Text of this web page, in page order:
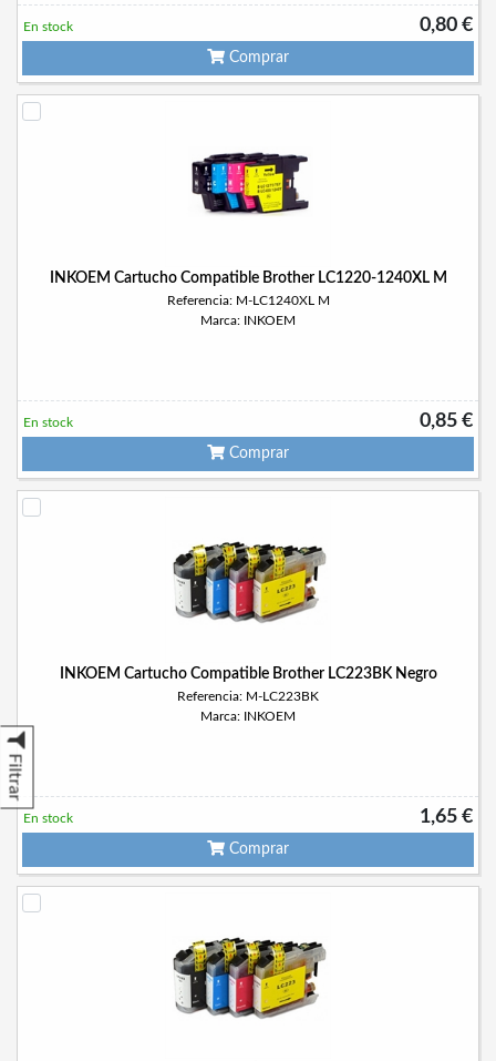
Filtrar
0,80 €
En stock
Comprar
INKOEM Cartucho Compatible Brother LC1220-1240XL M
Referencia: M-LC1240XL M
Marca: INKOEM
0,85 €
En stock
Comprar
INKOEM Cartucho Compatible Brother LC223BK Negro
Referencia: M-LC223BK
Marca: INKOEM
1,65 €
En stock
Comprar